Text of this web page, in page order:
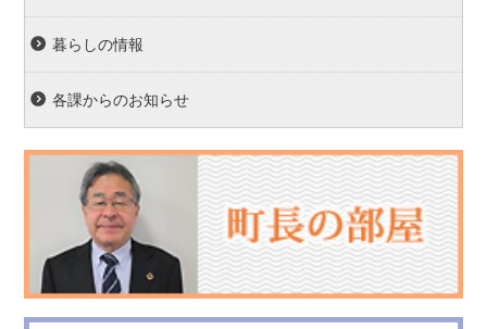
暮らしの情報
各課からのお知らせ